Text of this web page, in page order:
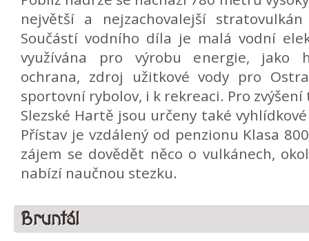
největší a nejzachovalejší
Součástí vodního díla je malá vodní
využívána pro výrobu energie, jako
ochrana, zdroj užitkové vody pro
sportovní rybolov, i k rekreaci. Pro
Slezské Hartě jsou určeny také
Přístav je vzdálený od penzionu Klasa
zájem se dovědět něco o vulkánech,
nabízí naučnou stezku.
Bruntál